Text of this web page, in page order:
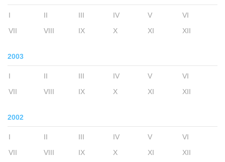
I II III IV V
VI
VII
VIII IX X XI XII
2003
I II III IV V
VI
VII
VIII IX X XI XII
2002
I II III IV V
VI
VII
VIII IX X XI XII